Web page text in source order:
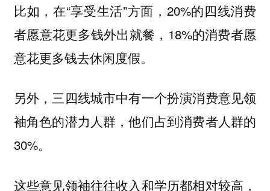
比如，在“享受生活”方面，20%的四线消费
者愿意花更多钱外出就餐，18%的消费者愿
意花更多钱去休闲度假。
另外，三四线城市中有一个扮演消费意见领
袖角色的潜力人群，他们占到消费者人群的
30%。
这些意见领袖往往收入和学历都相对较高，